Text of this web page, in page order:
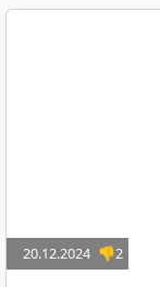
20.12.2024 👎2